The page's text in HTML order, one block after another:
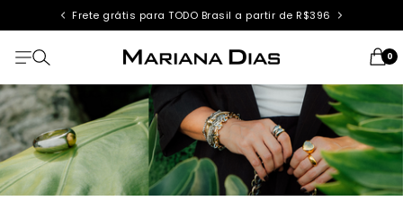
Frete grátis para TODO Brasil a partir de R$396
0